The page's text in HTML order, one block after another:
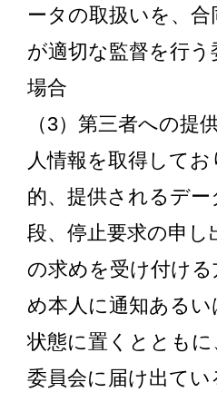
ータの取扱いを、合
が適切な監督を行う
場合
（3）第三者への提
人情報を取得してお
的、提供されるデ
段、停止要求の申し
の求めを受け付け
め本人に通知ある
状態に置くととも
委員会に届け出てい